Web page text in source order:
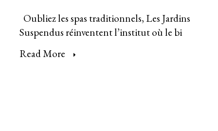
Oubliez les spas traditionnels, Les Jardins
Suspendus réinventent l’institut où le bi
Read More